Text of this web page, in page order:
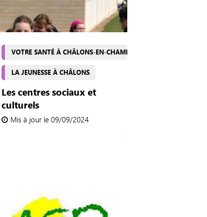
VOTRE SANTÉ À CHÂLONS-EN-CHAMPAGNE
LA JEUNESSE À CHÂLONS
Les centres sociaux et
culturels
Mis à jour le 09/09/2024